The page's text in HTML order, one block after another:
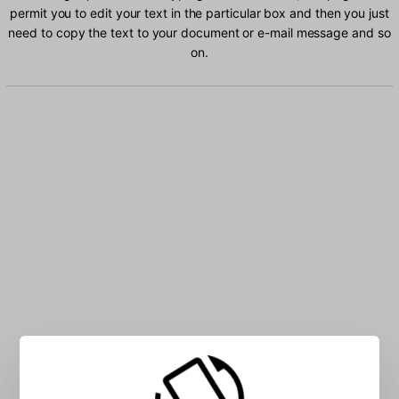
permit you to edit your text in the particular box and then you just
need to copy the text to your document or e-mail message and so
on.
Type Finnish characters into the box: